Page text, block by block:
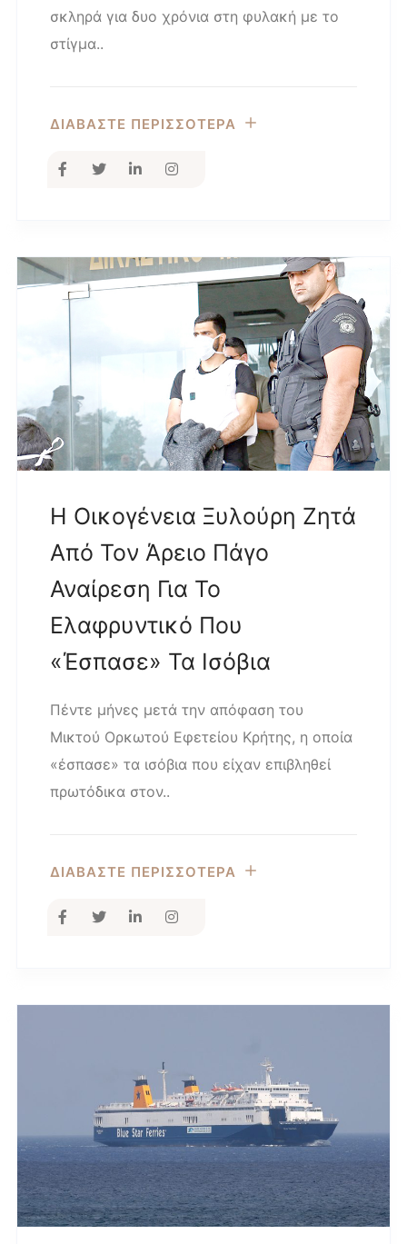
σκληρά για δυο χρόνια στη φυλακή με το
στίγμα..
ΔΙΑΒΑΣΤΕ ΠΕΡΙΣΣΟΤΕΡΑ
Η Οικογένεια Ξυλούρη Ζητά
Από Τον Άρειο Πάγο
Αναίρεση Για Το
Ελαφρυντικό Που
«έσπασε» Τα Ισόβια
Πέντε μήνες μετά την απόφαση του
Μικτού Ορκωτού Εφετείου Κρήτης, η οποία
«έσπασε» τα ισόβια που είχαν επιβληθεί
πρωτόδικα στον..
ΔΙΑΒΑΣΤΕ ΠΕΡΙΣΣΟΤΕΡΑ